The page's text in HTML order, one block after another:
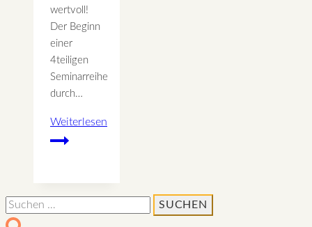
wertvoll!
Der Beginn
einer
4teiligen
Seminarreihe
durch…
Weiterlesen
Erlebnis
bist
Suchen
nach: